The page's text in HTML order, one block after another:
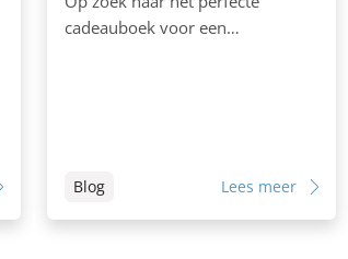
cadeauboek voor een…
Blog Lees meer